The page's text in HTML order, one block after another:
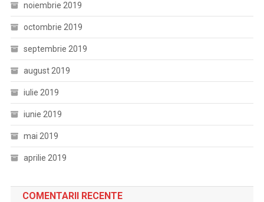
noiembrie 2019
octombrie 2019
septembrie 2019
august 2019
iulie 2019
iunie 2019
mai 2019
aprilie 2019
COMENTARII RECENTE